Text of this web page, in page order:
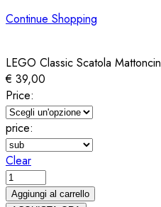
Continue Shopping
LEGO Classic Scatola
€ 39,00
Price:
price:
Clear
LEGO
Classic
Aggiungi al carrello